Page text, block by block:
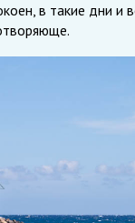
в такие дни и